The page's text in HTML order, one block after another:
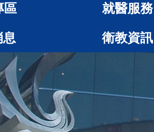
區 就醫服務
息 衛教資訊